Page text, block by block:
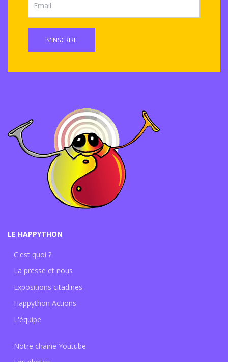
S'INSCRIRE
LE HAPPYTHON
C'est quoi ?
La presse et nous
Expositions citadines
Happython Actions
L'équipe
Notre chaine Youtube